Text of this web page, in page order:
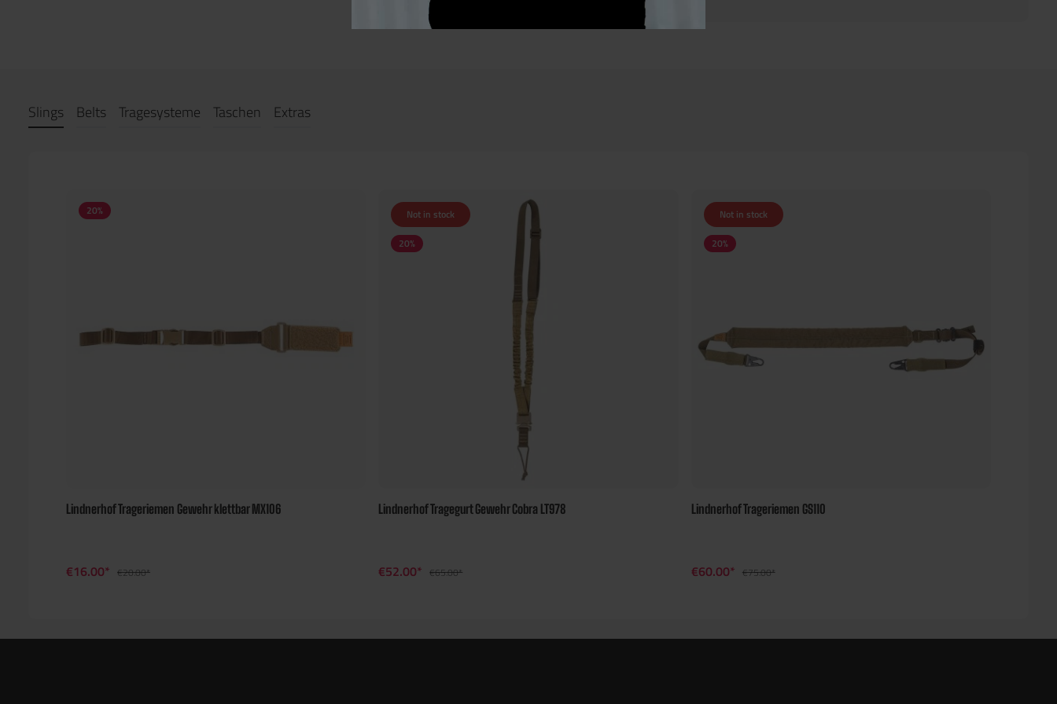
Slings Belts Tragesysteme Taschen Extras
20%
Lindnerhof Trageriemen Gewehr klettbar MX106
€16.00* €20.00*
Not in stock
20%
Lindnerhof Tragegurt Gewehr Cobra LT978
€52.00* €65.00*
Not in stock
20%
Lindnerhof Trageriemen GS110
€60.00* €75.00*